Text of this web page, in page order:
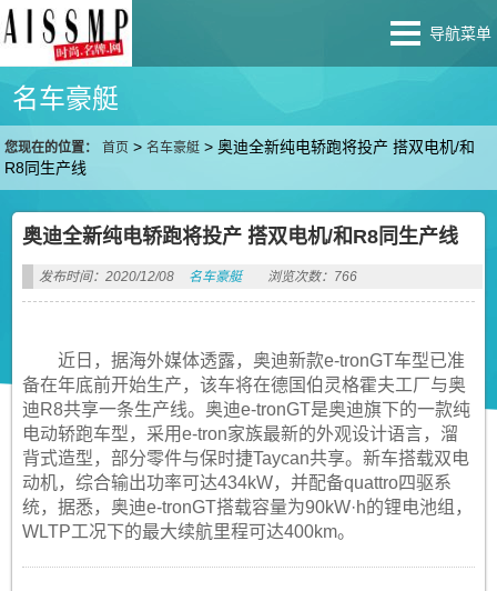
导航菜单
名车豪艇
您现在的位置： 首页 >名车豪艇 >奥迪全新纯电轿跑将投产 搭双电机/和
R8同生产线
奥迪全新纯电轿跑将投产 搭双电机/和R8同生产线
发布时间：2020/12/08 名车豪艇 浏览次数：766
近日，据海外媒体透露，奥迪新款e-tronGT车型已准
备在年底前开始生产，该车将在德国伯灵格霍夫工厂与奥
迪R8共享一条生产线。奥迪e-tronGT是奥迪旗下的一款纯
电动轿跑车型，采用e-tron家族最新的外观设计语言，溜
背式造型，部分零件与保时捷Taycan共享。新车搭载双电
动机，综合输出功率可达434kW，并配备quattro四驱系
统，据悉，奥迪e-tronGT搭载容量为90kW·h的锂电池组，
WLTP工况下的最大续航里程可达400km。